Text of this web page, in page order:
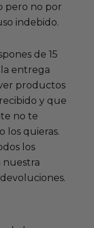
pero no por
indebido.
de 15
entrega
productos
y que
no te
los quieras.
los
nuestra